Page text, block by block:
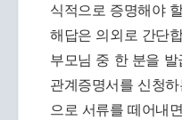
식적으로 증명해야
해답은 의외로 간단
부모님 중 한 분을
관계증명서를 신청
으로 서류를 떼어내